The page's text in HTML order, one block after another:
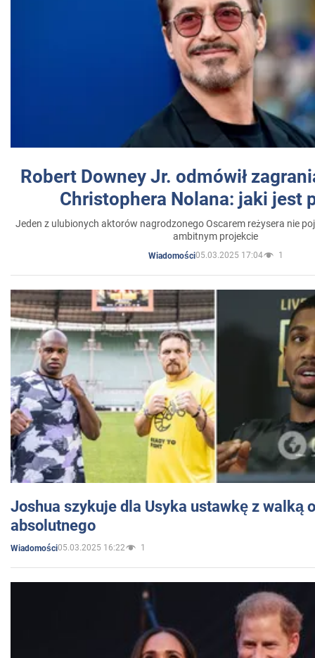
Robert Downey Jr. odmówił
Christophera Nolana: jaki jest
Jeden z ulubionych aktorów nagrodzonego Oscarem reżysera nie
ambitnym projekcie
Wiadomości05.03.2025 17:04 1
Joshua szykuje dla Usyka ustawkę z walką
absolutnego
Wiadomości05.03.2025 16:22 1